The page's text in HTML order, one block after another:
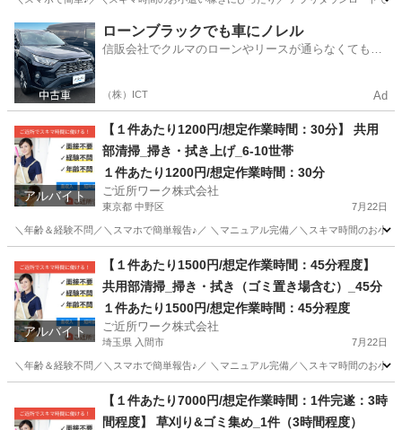
福岡 福岡市 その他 1件
ローンブラックでも車にノレル
信販会社でクルマのローンやリースが通らなくてもク
（株）ICT Ad
アルバイト
【１件あたり1200円/想定作業時間：30分】 共用
部清掃_掃き・拭き上げ_6-10世帯
１件あたり1200円/想定作業時間：30分
ご近所ワーク株式会社
東京都 中野区 7月22日
＼年齢＆経験不問／＼スマホで簡単報告♪／ ＼マニュアル完備／＼スキマ時間のお小
その他 1件
アルバイト
【１件あたり1500円/想定作業時間：45分程度】
共用部清掃_掃き・拭き（ゴミ置き場含む）_45分
１件あたり1500円/想定作業時間：45分程度
ご近所ワーク株式会社
埼玉県 入間市 7月22日
＼年齢＆経験不問／＼スマホで簡単報告♪／ ＼マニュアル完備／＼スキマ時間のお小
その他
【１件あたり7000円/想定作業時間：1件完遂：3時
間程度】 草刈り&ゴミ集め_1件（3時間程度）